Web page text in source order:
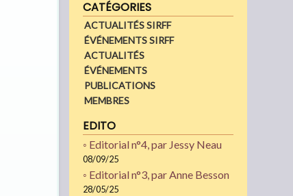
CATÉGORIES
ACTUALITÉS SIRFF
ÉVÉNEMENTS SIRFF
ACTUALITÉS
ÉVÉNEMENTS
PUBLICATIONS
MEMBRES
EDITO
◦ Editorial n°4, par Jessy Neau
08/09/25
◦ Editorial n°3, par Anne Besson
28/05/25